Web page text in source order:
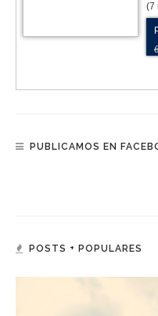
(7
PUBLICAMOS EN
POSTS + POPULARES